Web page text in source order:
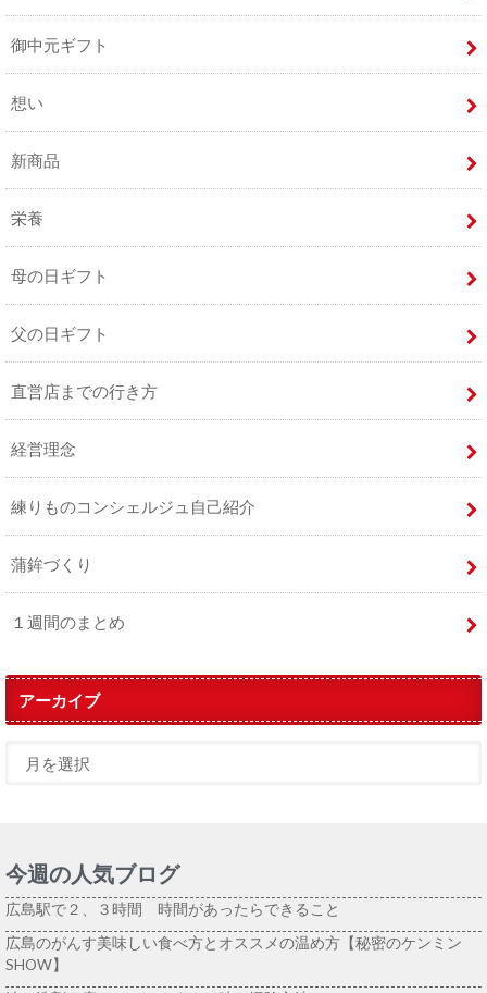
御中元ギフト
想い
新商品
栄養
母の日ギフト
父の日ギフト
直営店までの行き方
経営理念
練りものコンシェルジュ自己紹介
蒲鉾づくり
１週間のまとめ
アーカイブ
今週の人気ブログ
広島駅で２、３時間 時間があったらできること
広島のがんす美味しい食べ方とオススメの温め方【秘密のケンミン
SHOW】